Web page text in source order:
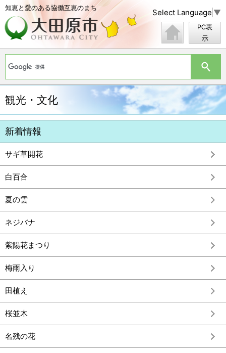
知恵と愛のある協働互恵のまち Select Language ▼
PC表
示
観光・文化
サギ草開花
白百合
夏の雲
ネジバナ
紫陽花まつり
梅雨入り
田植え
桜並木
名残の花